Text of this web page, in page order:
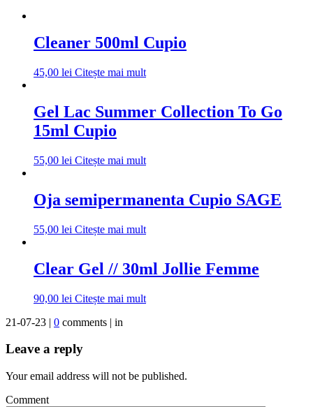
Cleaner 500ml Cupio
45,00 lei Citește mai mult
Gel Lac Summer Collection To Go
15ml Cupio
55,00 lei Citește mai mult
Oja semipermanenta Cupio SAGE
55,00 lei Citește mai mult
Clear Gel // 30ml Jollie Femme
90,00 lei Citește mai mult
21-07-23 | 0 comments | in
Leave a reply
Your email address will not be published.
Comment